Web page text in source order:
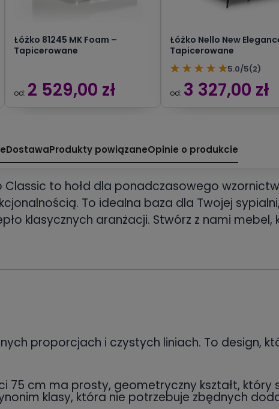
Łóżko 81245 MK Foam –
Tapicerowane
od: 2 529,00 zł
Łóżko Nello New
Tapicerowane
★ ★ ★ ★ ★5.0/5(2)
od: 3 327,00 zł
DostawaProdukty powiązaneOpinie o produkcie
Classic to hołd dla ponadczasowego
To idealna baza dla Twojej
klasycznych aranżacji. Stwórz z nami mebel,
proporcjach i czystych liniach. To design,
75 cm ma prosty, geometryczny kształt, który
klasy, która nie potrzebuje zbędnych